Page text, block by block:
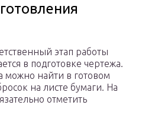
этап работы
в подготовке чертежа.
можно найти в готовом
на листе бумаги. На
отметить